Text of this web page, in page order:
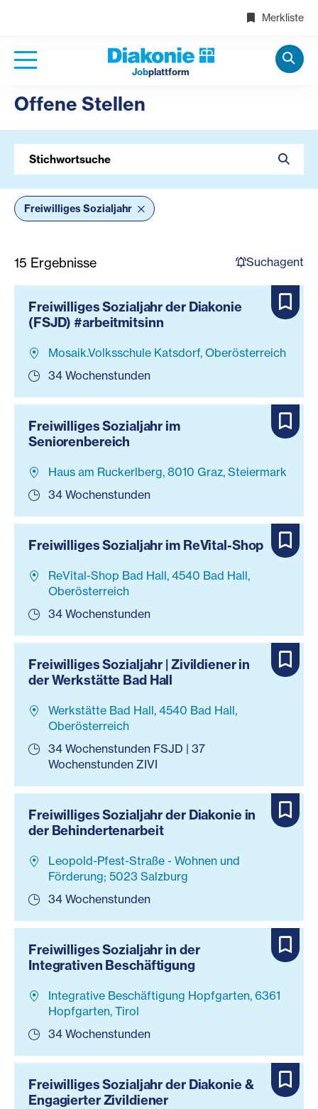
Merkliste
Jobplattform
Offene Stellen
Freiwilliges Sozialjahr
15 Ergebnisse Suchagent
Freiwilliges Sozialjahr der Diakonie
(FSJD) #arbeitmitsinn
Mosaik.Volksschule Katsdorf, Oberösterreich
34 Wochenstunden
Freiwilliges Sozialjahr im
Seniorenbereich
Haus am Ruckerlberg, 8010 Graz, Steiermark
34 Wochenstunden
Freiwilliges Sozialjahr im ReVital-Shop
ReVital-Shop Bad Hall, 4540 Bad Hall,
Oberösterreich
34 Wochenstunden
Freiwilliges Sozialjahr | Zivildiener in
der Werkstätte Bad Hall
Werkstätte Bad Hall, 4540 Bad Hall,
Oberösterreich
34 Wochenstunden FSJD | 37
Wochenstunden ZIVI
Freiwilliges Sozialjahr der Diakonie in
der Behindertenarbeit
Leopold-Pfest-Straße - Wohnen und
Förderung; 5023 Salzburg
34 Wochenstunden
Freiwilliges Sozialjahr in der
Integrativen Beschäftigung
Integrative Beschäftigung Hopfgarten, 6361
Hopfgarten, Tirol
34 Wochenstunden
Freiwilliges Sozialjahr der Diakonie &
Engagierter Zivildiener